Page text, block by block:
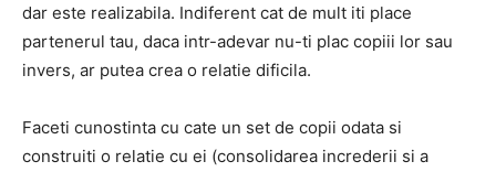
dar este realizabila. Indiferent cat de mult iti place
partenerul tau, daca intr-adevar nu-ti plac copiii lor sau
invers, ar putea crea o relatie dificila.
Faceti cunostinta cu cate un set de copii odata si
construiti o relatie cu ei (consolidarea increderii si a